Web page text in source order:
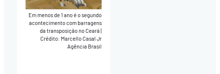
Em menos de 1 ano é o segundo
acontecimento com barragens
da transposição no Ceará|
Crédito: Marcello Casal Jr
Agência Brasil